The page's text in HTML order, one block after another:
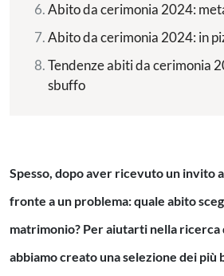
Abito da cerimonia 2024:
Abito da cerimonia 2024: in
Tendenze abiti da cerimonia
sbuffo
Spesso, dopo aver ricevuto un invito
fronte a un problema: quale abito
matrimonio? Per aiutarti nella
abbiamo creato una selezione dei più